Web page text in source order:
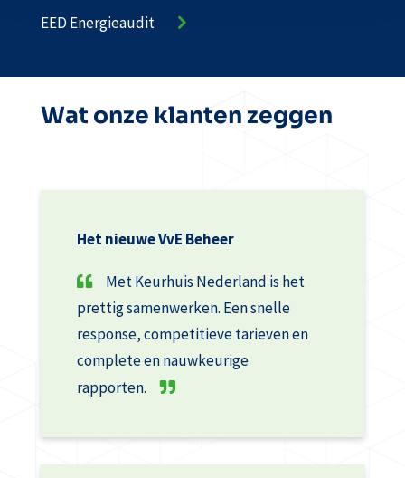
EED Energieaudit
Wat onze klanten zeggen
Het nieuwe VvE Beheer
Met Keurhuis Nederland is het
prettig samenwerken. Een snelle
response, competitieve tarieven en
complete en nauwkeurige
rapporten.